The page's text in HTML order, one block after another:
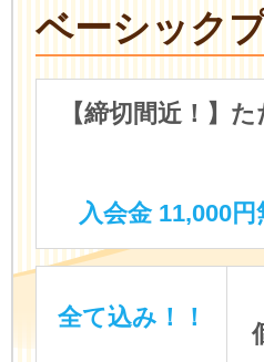
ベーシック
【締切間近！】
入会金 11,000
全て込み！！